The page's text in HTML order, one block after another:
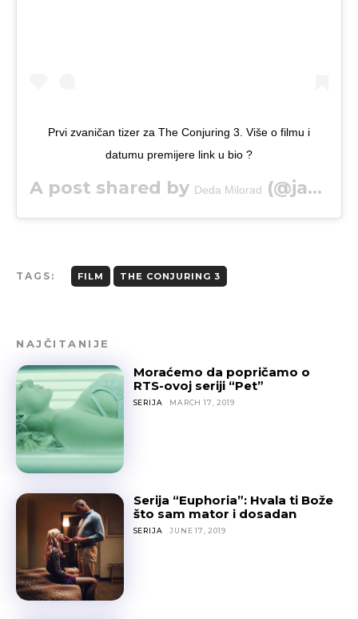
Prvi zvaničan tizer za The Conjuring 3. Više o filmu i
datumu premijere link u bio ?
A post shared by Deda Milorad (@jasamdedamilorad) on
TAGS: FILM THE CONJURING 3
NAJČITANIJE
Moraćemo da popričamo o
RTS-ovoj seriji “Pet”
SERIJA MARCH 17, 2019
Serija “Euphoria”: Hvala ti Bože
što sam mator i dosadan
SERIJA JUNE 17, 2019